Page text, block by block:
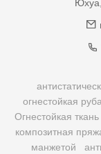
огнестойкая
Огнестойкая ткань
композитная
манжетой